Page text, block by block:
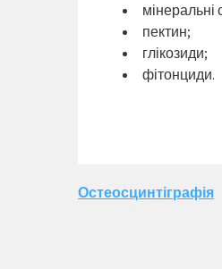
мінеральні
пектин;
глікозиди;
фітонциди.
Навігація
Остеосцинтіграфія